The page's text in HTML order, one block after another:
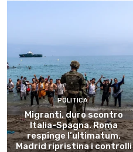
POLITICA
Migranti, duro scontro
Italia-Spagna. Roma
respinge l’ultimatum,
Madrid ripristina i controlli